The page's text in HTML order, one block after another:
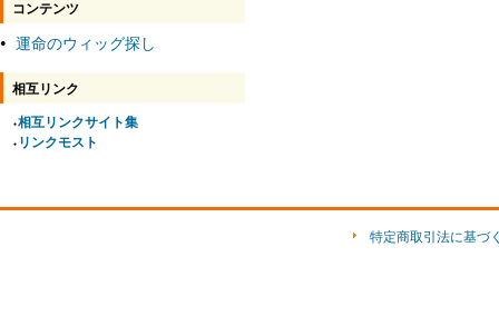
コンテンツ
● 運命のウィッグ探し
相互リンク
●相互リンクサイト集
● リンクモスト
特定商取引法に基づ